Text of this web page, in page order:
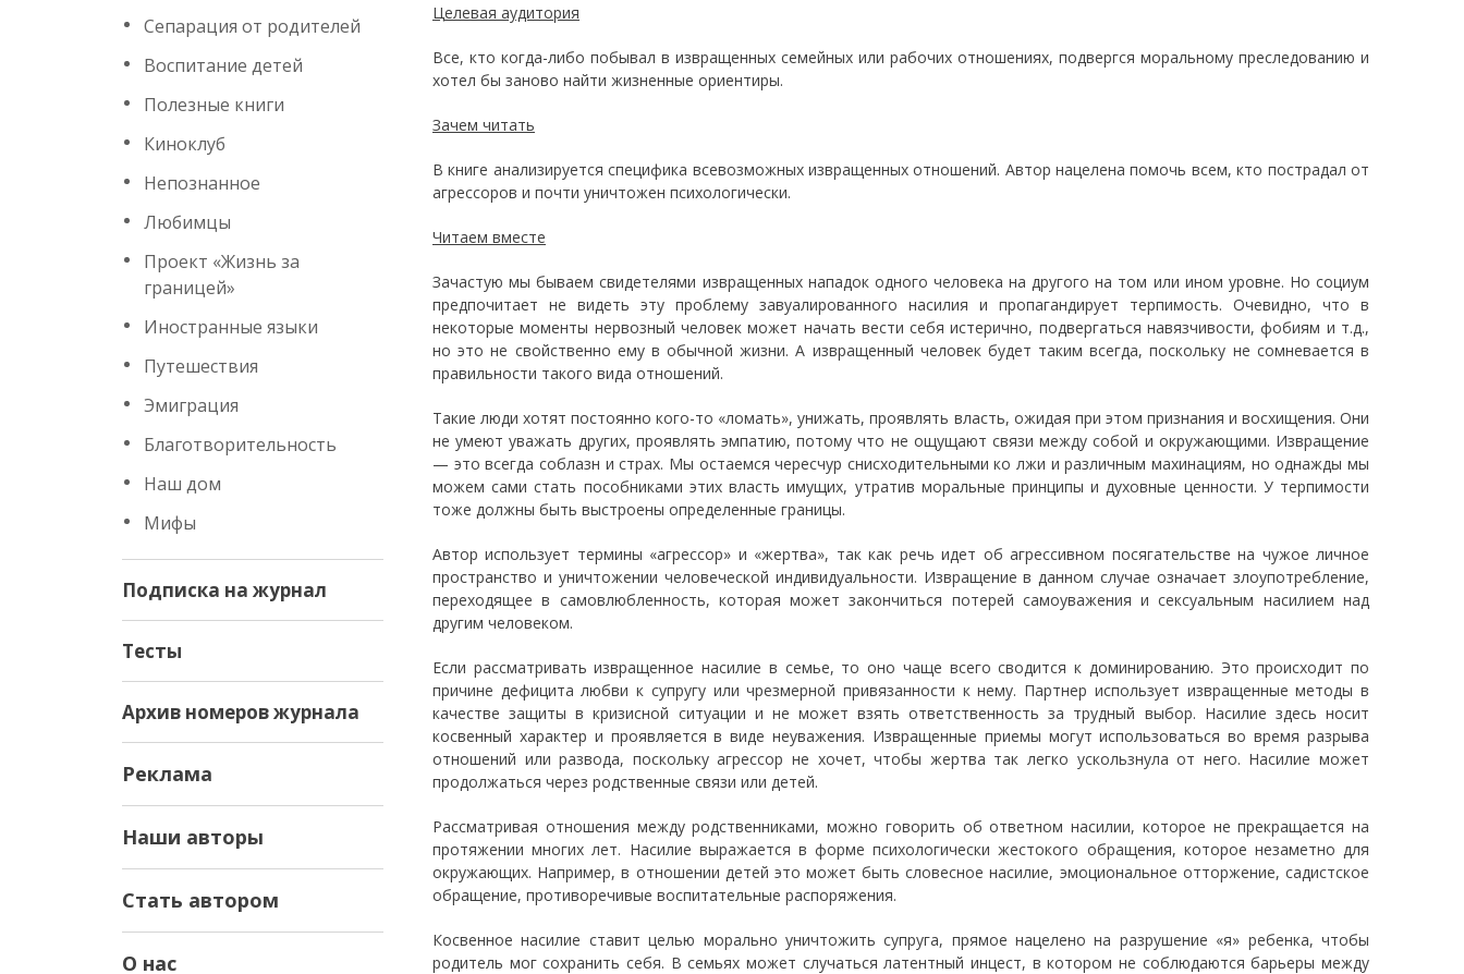
Сепарация от родителей
Воспитание детей
Полезные книги
Киноклуб
Непознанное
Любимцы
Проект «Жизнь за
границей»
Иностранные языки
Путешествия
Эмиграция
Благотворительность
Наш дом
Мифы
Подписка на журнал
Тесты
Архив номеров журнала
Реклама
Наши авторы
Стать автором
О нас
Целевая аудитория
Все, кто когда-либо побывал в извращенных семейных или рабочих отношениях, подвергся моральному преследованию и
хотел бы заново найти жизненные ориентиры.
Зачем читать
В книге анализируется специфика всевозможных извращенных отношений. Автор нацелена помочь всем, кто пострадал от
агрессоров и почти уничтожен психологически.
Читаем вместе
Зачастую мы бываем свидетелями извращенных нападок одного человека на другого на том или ином уровне. Но социум
предпочитает не видеть эту проблему завуалированного насилия и пропагандирует терпимость. Очевидно, что в
некоторые моменты нервозный человек может начать вести себя истерично, подвергаться навязчивости, фобиям и т.д.,
но это не свойственно ему в обычной жизни. А извращенный человек будет таким всегда, поскольку не сомневается в
правильности такого вида отношений.
Такие люди хотят постоянно кого-то «ломать», унижать, проявлять власть, ожидая при этом признания и восхищения. Они
не умеют уважать других, проявлять эмпатию, потому что не ощущают связи между собой и окружающими. Извращение
— это всегда соблазн и страх. Мы остаемся чересчур снисходительными ко лжи и различным махинациям, но однажды мы
можем сами стать пособниками этих власть имущих, утратив моральные принципы и духовные ценности. У терпимости
тоже должны быть выстроены определенные границы.
Автор использует термины «агрессор» и «жертва», так как речь идет об агрессивном посягательстве на чужое личное
пространство и уничтожении человеческой индивидуальности. Извращение в данном случае означает злоупотребление,
переходящее в самовлюбленность, которая может закончиться потерей самоуважения и сексуальным насилием над
другим человеком.
Если рассматривать извращенное насилие в семье, то оно чаще всего сводится к доминированию. Это происходит по
причине дефицита любви к супругу или чрезмерной привязанности к нему. Партнер использует извращенные методы в
качестве защиты в кризисной ситуации и не может взять ответственность за трудный выбор. Насилие здесь носит
косвенный характер и проявляется в виде неуважения. Извращенные приемы могут использоваться во время разрыва
отношений или развода, поскольку агрессор не хочет, чтобы жертва так легко ускользнула от него. Насилие может
продолжаться через родственные связи или детей.
Рассматривая отношения между родственниками, можно говорить об ответном насилии, которое не прекращается на
протяжении многих лет. Насилие выражается в форме психологически жестокого обращения, которое незаметно для
окружающих. Например, в отношении детей это может быть словесное насилие, эмоциональное отторжение, садистское
обращение, противоречивые воспитательные распоряжения.
Косвенное насилие ставит целью морально уничтожить супруга, прямое нацелено на разрушение «я» ребенка, чтобы
родитель мог сохранить себя. В семьях может случаться латентный инцест, в котором не соблюдаются барьеры между